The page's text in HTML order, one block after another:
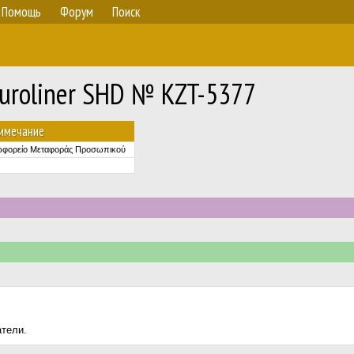
Помощь Форум Поиск
SHD № KZT-5377
Μεταφοράς Προσωπικού